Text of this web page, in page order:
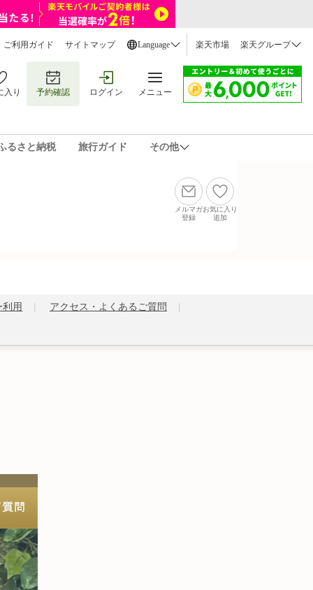
ご利用ガイド サイトマップ Language 楽天市場 楽天グループ
入り 予約確認 ログイン メニュー
るさと納税 旅行ガイド その他
メルマガ
登録
お気に入り
追加
用 アクセス・よくあるご質問